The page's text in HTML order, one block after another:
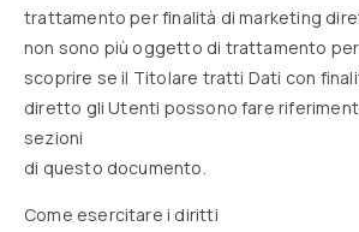
trattamento per finalità di marketing
non sono più oggetto di trattamento
scoprire se il Titolare tratti Dati con
diretto gli Utenti possono fare
sezioni
di questo documento.
Come esercitare i diritti